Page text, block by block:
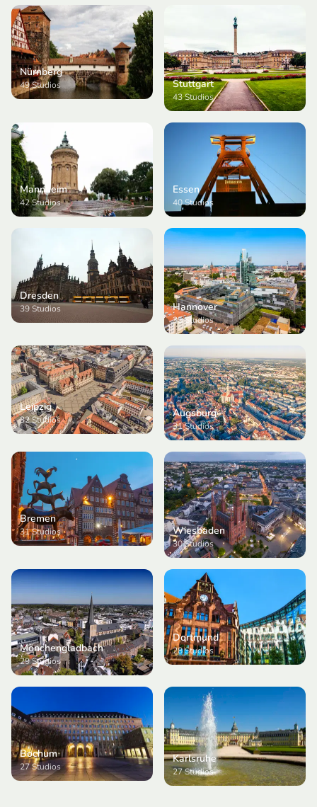
Nürnberg
49Studios Stuttgart
43Studios
Mannheim
42Studios
Essen
40Studios
Dresden
39Studios Hannover
35Studios
Leipzig
32Studios
Augsburg
31Studios
Bremen
31Studios Wiesbaden
30Studios
Mönchengladbach
29Studios
Dortmund
28Studios
Bochum
27Studios
Karlsruhe
27Studios